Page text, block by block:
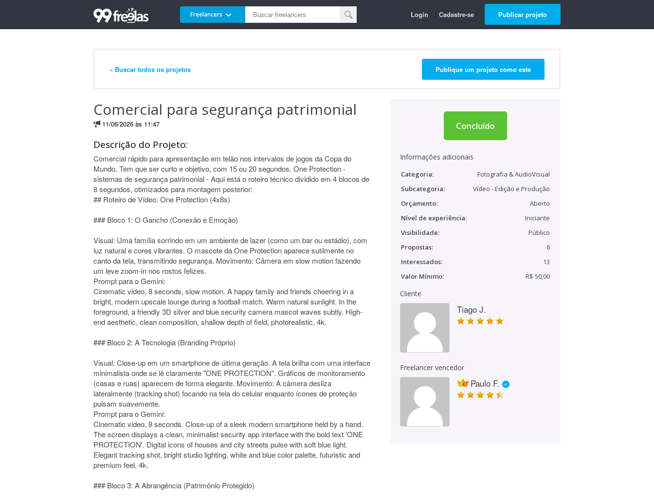
Freelancers Login Cadastre-se Publicar projeto
« Buscar todos os projetos Publique um projeto como este
Comercial para segurança patrimonial
11/06/2026 às 11:47
Descrição do Projeto:
Comercial rápido para apresentação em telão nos intervalos de jogos da Copa do
Mundo. Tem que ser curto e objetivo, com 15 ou 20 segundos. One Protection -
sistemas de segurança patrimonial - Aqui está o roteiro técnico dividido em 4 blocos de
8 segundos, otimizados para montagem posterior:
## Roteiro de Vídeo: One Protection (4x8s)
### Bloco 1: O Gancho (Conexão e Emoção)
Visual: Uma família sorrindo em um ambiente de lazer (como um bar ou estádio), com
luz natural e cores vibrantes. O mascote da One Protection aparece sutilmente no
canto da tela, transmitindo segurança. Movimento: Câmera em slow motion fazendo
um leve zoom-in nos rostos felizes.
Prompt para o Gemini:
Cinematic video, 8 seconds, slow motion. A happy family and friends cheering in a
bright, modern upscale lounge during a football match. Warm natural sunlight. In the
foreground, a friendly 3D silver and blue security camera mascot waves subtly. High-
end aesthetic, clean composition, shallow depth of field, photorealistic, 4k.
### Bloco 2: A Tecnologia (Branding Próprio)
Visual: Close-up em um smartphone de última geração. A tela brilha com uma interface
minimalista onde se lê claramente "ONE PROTECTION". Gráficos de monitoramento
(casas e ruas) aparecem de forma elegante. Movimento: A câmera desliza
lateralmente (tracking shot) focando na tela do celular enquanto ícones de proteção
pulsam suavemente.
Prompt para o Gemini:
Cinematic video, 8 seconds. Close-up of a sleek modern smartphone held by a hand.
The screen displays a clean, minimalist security app interface with the bold text 'ONE
PROTECTION'. Digital icons of houses and city streets pulse with soft blue light.
Elegant tracking shot, bright studio lighting, white and blue color palette, futuristic and
premium feel, 4k.
### Bloco 3: A Abrangência (Patrimônio Protegido)
Concluído
Informações adicionais
Categoria:
Fotografia & AudioVisual
Subcategoria:
Vídeo - Edição e Produção
Orçamento:
Aberto
Nível de experiência:
Iniciante
Visibilidade:
Público
Propostas:
6
Interessados:
13
Valor Mínimo:
R$ 50,00
Cliente
Tiago J.
Freelancer vencedor
Paulo F.